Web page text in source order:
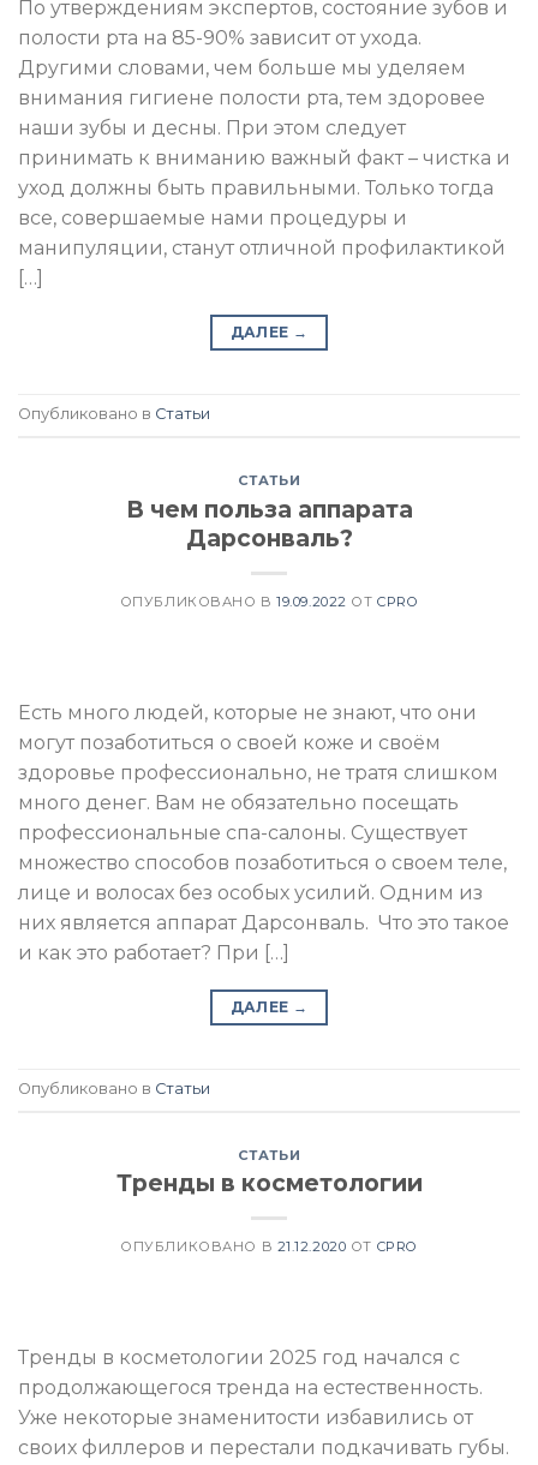
По утверждениям экспертов, состояние зубов и
полости рта на 85-90% зависит от ухода.
Другими словами, чем больше мы уделяем
внимания гигиене полости рта, тем здоровее
наши зубы и десны. При этом следует
принимать к вниманию важный факт – чистка и
уход должны быть правильными. Только тогда
все, совершаемые нами процедуры и
манипуляции, станут отличной профилактикой
[…]
ДАЛЕЕ →
Опубликовано в Статьи
СТАТЬИ
В чем польза аппарата
Дарсонваль?
ОПУБЛИКОВАНО В19.09.2022 ОТ CPRO
Есть много людей, которые не знают, что они
могут позаботиться о своей коже и своём
здоровье профессионально, не тратя слишком
много денег. Вам не обязательно посещать
профессиональные спа-салоны. Существует
множество способов позаботиться о своем теле,
лице и волосах без особых усилий. Одним из
них является аппарат Дарсонваль. Что это такое
и как это работает? При […]
ДАЛЕЕ →
Опубликовано в Статьи
СТАТЬИ
Тренды в косметологии
ОПУБЛИКОВАНО В 21.12.2020 ОТ CPRO
Тренды в косметологии 2025 год начался с
продолжающегося тренда на естественность.
Уже некоторые знаменитости избавились от
своих филлеров и перестали подкачивать губы.